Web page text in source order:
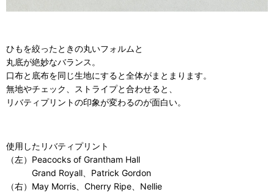
ひもを絞ったときの丸いフォルムと
丸底が絶妙なバランス。
口布と底布を同じ生地にすると全体がまとまります。
無地やチェック、ストライプと合わせると、
リバティプリントの印象が変わるのが面白い。
使用したリバティプリント
（左） Peacocks of Grantham Hall
Grand Royall
Patrick Gordon
（右） May Morris Cherry Ripe Nellie